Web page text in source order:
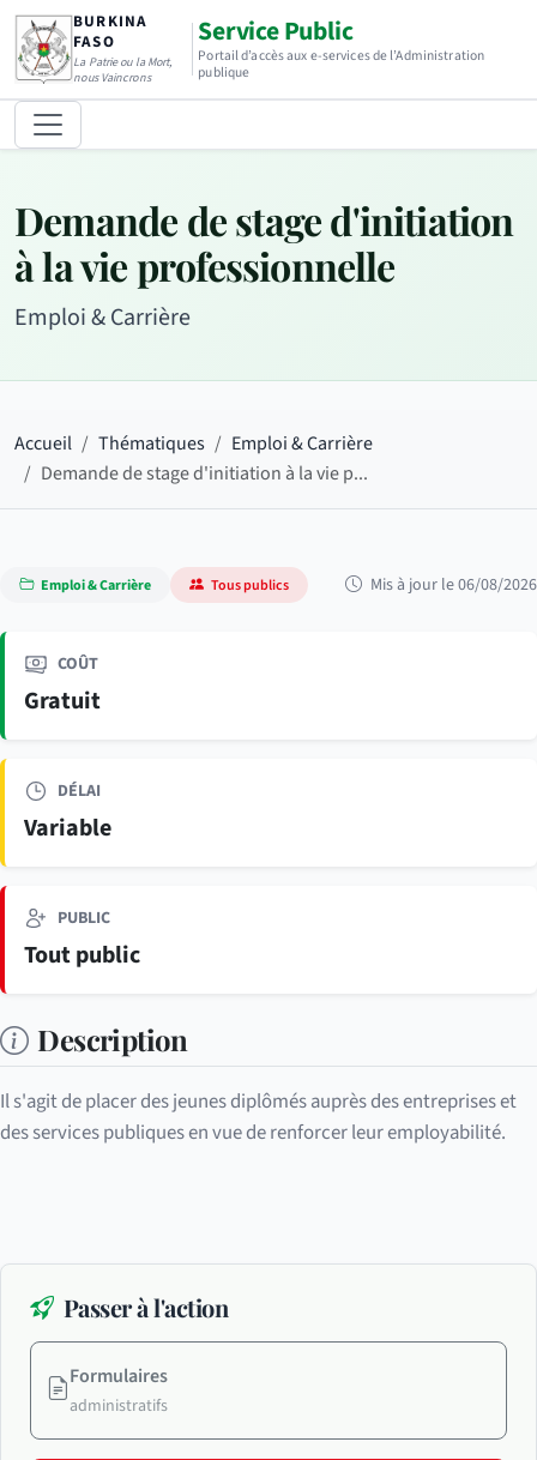
BURKINA
FASO
La Patrie ou la Mort,
nous Vaincrons
Service Public
Portail d’accès aux e-services de l’Administration
publique
Demande de stage d'initiation
à la vie professionnelle
Emploi & Carrière
Accueil Thématiques
Emploi & Carrière
Demande de stage d'initiation à la vie p...
Emploi & Carrière Tous publics Mis à jour le 06/08/2026
COÛT
Gratuit
DÉLAI
Variable
PUBLIC
Tout public
Description
Il s'agit de placer des jeunes diplômés auprès des entreprises et
des services publiques en vue de renforcer leur employabilité.
Passer à l'action
Formulaires
administratifs